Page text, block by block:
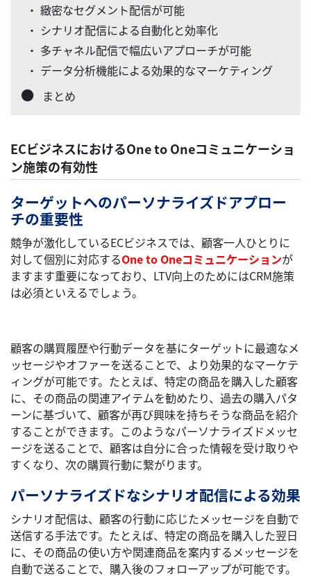
・ 緻密なセグメント配信が可能
・ シナリオ配信による自動化と効率化
・ 多チャネル配信で幅広いアプローチが可能
・ データ分析機能による効果的なマーケティング
まとめ
ECビジネスにおけるOne to Oneコミュニケーショ
ン施策の有効性
ターゲットへのパーソナライズドアプロー
チの重要性
競争が激化しているECビジネスでは、顧客一人ひとりに
対して個別に対応するOne to Oneコミュニケーションが
ますます重要になっており、LTV向上のためにはCRM施策
は必須といえるでしょう。
顧客の購買履歴や行動データを基にターゲットに最適なメ
ッセージやオファーを送ることで、より効果的なマーケテ
ィングが可能です。たとえば、特定の商品を購入した顧客
に、その商品の関連アイテムを勧めたり、過去の購入パタ
ーンに基づいて、顧客が再び興味を持ちそうな商品を紹介
することができます。このようなパーソナライズドメッセ
ージを送ることで、顧客は自分に合った情報を受け取りや
すくなり、次の購買行動に繋がります。
パーソナライズドなシナリオ配信による効果
シナリオ配信は、顧客の行動に応じたメッセージを自動で
送信する手法です。たとえば、特定の商品を購入した翌日
に、その商品の使い方や関連商品を案内するメッセージを
自動で送ることで、購入後のフォローアップが可能です。